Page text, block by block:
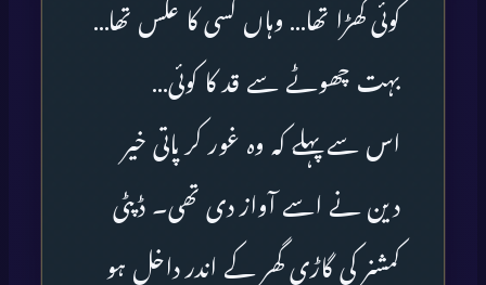
کوئی کھڑا تھا… وہاں کسی کا عکس تھا…
بہت چھوٹے سے قد کا کوئی…
اس سے پہلے کہ وہ غور کر پاتی خیر
دین نے اسے آواز دی تھی۔ ڈپٹی
کمشنر کی گاڑی گھر کے اندر داخل ہو